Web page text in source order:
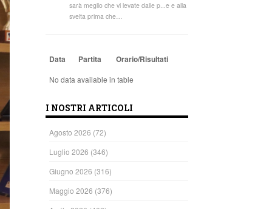
sarà meglio che vi levate dalle p...e e alla
svelta prima che…
Data Partita Orario/Risultati
No data available in table
I NOSTRI ARTICOLI
Agosto 2026 (72)
Luglio 2026 (346)
Giugno 2026 (316)
Maggio 2026 (376)